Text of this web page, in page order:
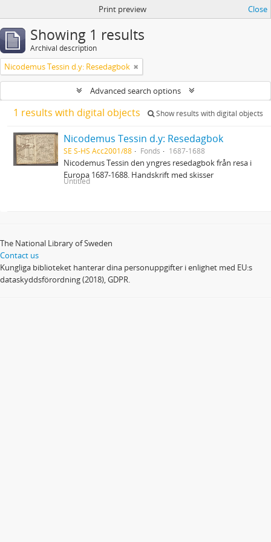
Print preview Close
Showing 1 results
Archival description
Nicodemus Tessin d.y: Resedagbok
Advanced search options
1 results with digital objects Show results with digital objects
Nicodemus Tessin d.y: Resedagbok
SE S-HS Acc2001/88 Fonds 1687-1688
Nicodemus Tessin den yngres resedagbok från resa i
Europa 1687-1688. Handskrift med skisser
Untitled
The National Library of Sweden
Contact us
Kungliga biblioteket hanterar dina personuppgifter i enlighet med EU:s
dataskyddsförordning (2018), GDPR.